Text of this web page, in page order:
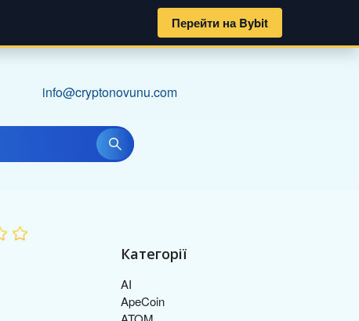
Перейти на Bybit
info@cryptonovunu.com
Категорії
AI
ApeCoin